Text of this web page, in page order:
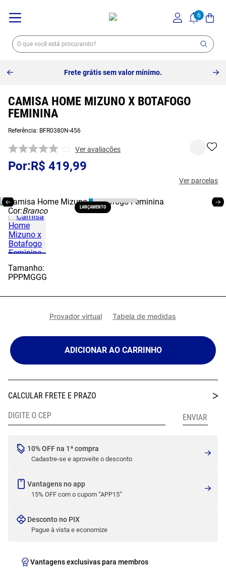
10% off no pix à vista -
CAMISA HOME MIZUNO X BOTAFOGO
FEMININA
Referência: BFR0380N-456
Ver avaliações
R$ 419,99
Ver parcelas
LANÇAMENTO
Cor:Branco
Tamanho:
PPPMGGG
Provador virtual Tabela de medidas
ADICIONAR AO CARRINHO
10% OFF na 1ª compra
Cadastre-se e aproveite o desconto
Vantagens no app
15% OFF com o cupom “APP15”
Desconto no PIX
Pague à vista e economize
Vantagens exclusivas para membros